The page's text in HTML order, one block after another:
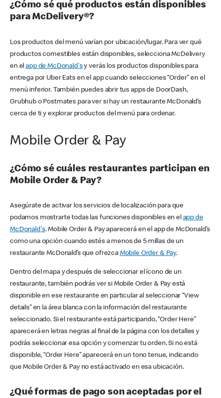
¿Cómo sé qué productos están disponibles
para McDelivery®?
Los productos del menú varían por ubicación/lugar. Para ver qué
productos comestibles están disponibles, selecciona McDelivery
en elapp de McDonald'sy verás los productos disponibles para
entrega por Uber Eats en el app cuando selecciones “Order” en el
menú inferior. También puedes abrir tus apps de DoorDash,
Grubhub o Postmates para ver si hay un restaurante McDonald’s
cerca de ti y explorar productos del menú para ordenar.
Mobile Order & Pay
¿Cómo sé cuáles restaurantes participan en
Mobile Order & Pay?
Asegúrate de activar los servicios de localización para que
podamos mostrarte todas las funciones disponibles en el app de
McDonald's. Mobile Order & Pay aparecerá en el app de McDonald’s
como una opción cuando estés a menos de 5 millas de un
restaurante McDonald’s que ofrezca Mobile Order & Pay.
Dentro del mapa y después de seleccionar el ícono de un
restaurante, también podrás ver si Mobile Order & Pay está
disponible en ese restaurante en particular al seleccionar “View
details” en la área blanca con la información del restaurante
seleccionado. Si el restaurante está participando, “Order Here”
aparecerá en letras negras al final de la página con los detalles y
podrás seleccionar esa opción y comenzar tu orden. Si no está
disponible, “Order Here” aparecerá en un tono tenue, indicando
que Mobile Order & Pay no está activado en esa ubicación.
¿Qué formas de pago son aceptadas por el